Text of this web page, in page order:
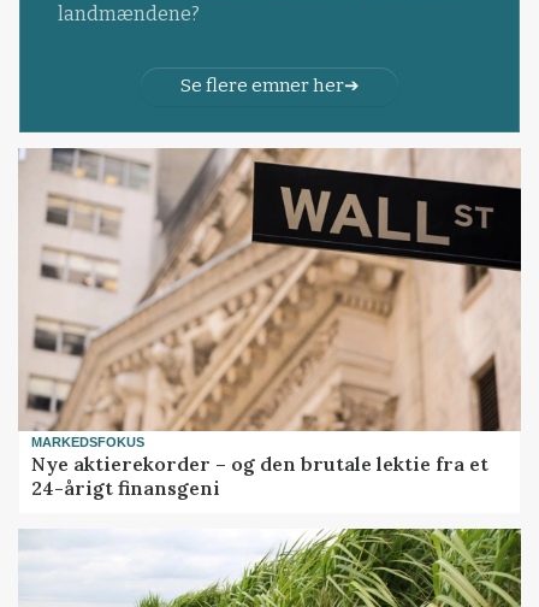
landmændene?
Se flere emner her
MARKEDSFOKUS
Nye aktierekorder – og den brutale lektie fra et
24-årigt finansgeni